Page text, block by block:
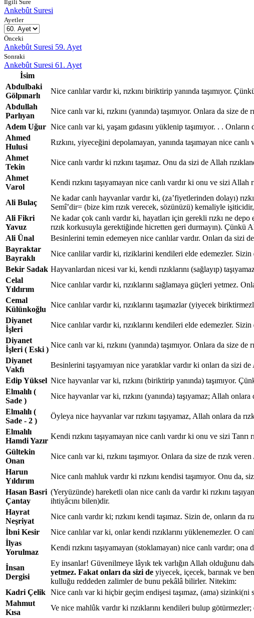
İlgili Sure
Ankebût Suresi
Ayetler
Önceki
Ankebût Suresi 59. Ayet
Sonraki
Ankebût Suresi 61. Ayet
İsim
Abdulbaki
Gölpınarlı
Nice canlılar vardır ki, rızkını biriktirip yanında taşımıyor.
Abdullah
Parlıyan
Nice canlı var ki, rızkını (yanında) taşımıyor. Onlara da size
Adem Uğur Nice canlı var ki, yaşam gıdasını yüklenip taşımıyor. . .
Ahmed
Hulusi
Rızkını, yiyeceğini depolamayan, yanında taşımayan nice
Ahmet
Tekin
Nice canlı vardır ki rızkını taşımaz. Onu da sizi de Allah
Ahmet
Varol
Kendi rızkını taşıyamayan nice canlı vardır ki onu ve sizi Allah
Ali Bulaç
Ne kadar canlı hayvanlar vardır ki, (za’fiyetlerinden dolayı)
Semî’dir= (bize kim rızık verecek, sözünüzü) kemaliyle
Ali Fikri
Yavuz
Ne kadar çok canlı vardır ki, hayatları için gerekli rızkı ne
rızık korkusuyla gerektiğinde hicretten geri durmayın). Çünkü
Ali Ünal
Besinlerini temin edemeyen nice canlılar vardır. Onları da sizi
Bayraktar
Bayraklı
Nice canlilar vardir ki, riziklarini kendileri elde edemezler.
Bekir Sadak Hayvanlardan nicesi var ki, kendi rızıklarını (sağlayıp)
Celal
Yıldırım
Nice canlılar vardır ki, rızıklarını sağlamaya güçleri yetmez.
Cemal
Külünkoğlu
Nice canlılar vardır ki, rızıklarını taşımazlar (yiyecek
Diyanet
İşleri
Nice canlılar vardır ki, rızıklarını kendileri elde edemezler.
Diyanet
İşleri ( Eski )
Nice canlı var ki, rızkını (yanında) taşımıyor. Onlara da size
Diyanet
Vakfı
Besinlerini taşıyamıyan nice yaratıklar vardır ki onları da sizi
Edip Yüksel Nice hayvanlar var ki, rızkını (biriktirip yanında) taşımıyor.
Elmalılı (
Sade )
Nice hayvanlar var ki, rızkını (yanında) taşıyamaz; Allah
Elmalılı (
Sade - 2 )
Öyleya nice hayvanlar var rızkını taşıyamaz, Allah onlara da
Elmalılı
Hamdi Yazır
Kendi rızkını taşıyamayan nice canlı vardır ki onu ve sizi Tanrı
Gültekin
Onan
Nice canlı var ki, rızkını taşımıyor. Onlara da size de rızık
Harun
Yıldırım
Nice canlı mahluk vardır ki rızkını kendisi taşımıyor. Onu da,
Hasan Basri
Çantay
(Yeryüzünde) hareketli olan nice canlı da vardır ki rızkını
ihtiyâcını bilen)dir.
Hayrat
Neşriyat
Nice canlı vardır ki; rızkını kendi taşımaz. Sizin de, onların da
İbni Kesir
Nice canlılar var ki, onlar kendi rızıklarını yüklenemezler. O
İlyas
Yorulmaz
Kendi rızkını taşıyamayan (stoklamayan) nice canlı vardır;
İnsan
Dergisi
Ey insanlar! Güvenilmeye lâyık tek varlığın Allah olduğunu
yetmez. Fakat onları da sizi de yiyecek, içecek, barınak ve
kulluğu reddeden zalimler de bunu pekâlâ bilirler. Nitekim:
Kadri Çelik Nice canlı var ki hiçbir geçim endişesi taşımaz, (ama) sizinki(ni
Mahmut
Kısa
Ve nice mahlûk vardır ki rızıklarını kendileri bulup